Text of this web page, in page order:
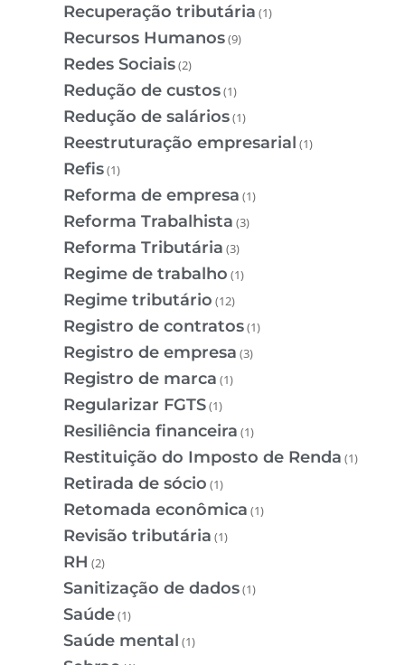
Recuperação tributária (1)
Recursos Humanos(9)
Redes Sociais(2)
Redução de custos(1)
Redução de salários(1)
Reestruturação empresarial (1)
Refis(1)
Reforma de empresa (1)
Reforma Trabalhista (3)
Reforma Tributária (3)
Regime de trabalho (1)
Regime tributário (12)
Registro de contratos(1)
Registro de empresa (3)
Registro de marca (1)
Regularizar FGTS(1)
Resiliência financeira (1)
Restituição do Imposto de Renda (1)
Retirada de sócio (1)
Retomada econômica (1)
Revisão tributária (1)
RH (2)
Sanitização de dados(1)
Saúde(1)
Saúde mental (1)